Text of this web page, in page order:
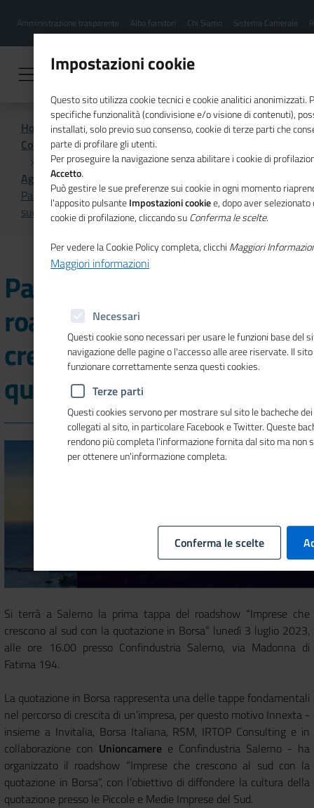
contenuto
Menu
hamburgher
Amministrazione trasparente Albo fornitori Chi Siamo Sistema Camerale
Home
Comunicazione istituzionale per il sistema camerale
Agenda
Parte da Salerno il roadshow "Imprese che crescono al
sud con la quotazione in Borsa"
Parte da Salerno il
roadshow "Imprese che
crescono al sud con la
quotazione in Borsa"
Si terrà a Salerno la prima tappa del roadshow “Imprese che
crescono al sud con la quotazione in Borsa” lunedì 3 luglio 2023,
alle ore 16.00 presso Confindustria Salerno, via Madonna di
Fatima 194.
La quotazione in Borsa rappresenta una delle tappe fondamentali
nel percorso di crescita di un’impresa, per questo motivo Innexta -
insieme a Invitalia, Borsa Italiana, RSM, IRTOP Consulting e in
collaborazione con Unioncamere e Confindustria Salerno - ha
organizzato il roadshow “Imprese che crescono al sud con la
quotazione in Borsa”, con l’obiettivo di diffondere la cultura della
quotazione presso le Piccole e Medie Imprese del Sud.
Impostazioni cookie
Questo sito utilizza cookie tecnici e cookie analitici anonimizzati.
specifiche funzionalità (condivisione e/o visione di contenuti),
installati, solo previo suo consenso, cookie di terze parti che
parte di profilare gli utenti.
Per proseguire la navigazione senza abilitare i cookie di
Accetto.
Può gestire le sue preferenze sui cookie in ogni momento
l'apposito pulsanteImpostazioni cookiee, dopo aver
cookie di profilazione, cliccando suConferma le scelte.
Per vedere la Cookie Policy completa, clicchi Maggiori
Maggiori informazioni
Necessari
Questi cookie sono necessari per usare le funzioni base del
navigazione delle pagine o l'accesso alle aree riservate. Il
funzionare correttamente senza questi cookies.
Terze parti
Questi cookies servono per mostrare sul sito le bacheche
collegati al sito, in particolare Facebook e Twitter. Queste
rendono più completa l'informazione fornita dal sito ma non
per ottenere un'informazione completa.
Conferma le scelte